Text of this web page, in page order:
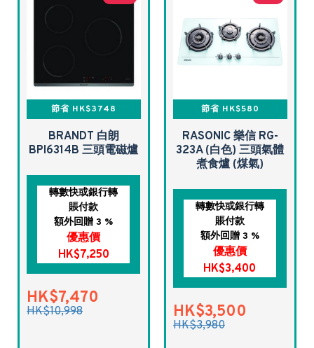
節省 HK$3748
BRANDT 白朗
BPI6314B 三頭電磁爐
轉數快或銀行轉
賬付款
額外回贈 3 %
優惠價
HK$7,250
HK$7,470
HK$10,998
節省 HK$580
RASONIC 樂信 RG-
323A (白色) 三頭氣體
煮食爐 (煤氣)
轉數快或銀行轉
賬付款
額外回贈 3 %
優惠價
HK$3,400
HK$3,500
HK$3,980